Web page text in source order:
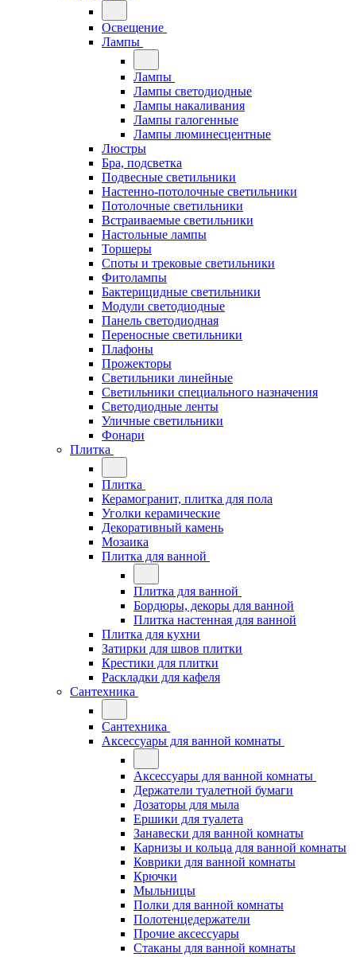
Освещение
Лампы
Лампы
Лампы светодиодные
Лампы накаливания
Лампы галогенные
Лампы люминесцентные
Люстры
Бра, подсветка
Подвесные светильники
Настенно-потолочные светильники
Потолочные светильники
Встраиваемые светильники
Настольные лампы
Торшеры
Споты и трековые светильники
Фитолампы
Бактерицидные светильники
Модули светодиодные
Панель светодиодная
Переносные светильники
Плафоны
Прожекторы
Светильники линейные
Светильники специального назначения
Светодиодные ленты
Уличные светильники
Фонари
Плитка
Плитка
Керамогранит, плитка для пола
Уголки керамические
Декоративный камень
Мозаика
Плитка для ванной
Плитка для ванной
Бордюры, декоры для ванной
Плитка настенная для ванной
Плитка для кухни
Затирки для швов плитки
Крестики для плитки
Раскладки для кафеля
Сантехника
Сантехника
Аксессуары для ванной комнаты
Аксессуары для ванной комнаты
Держатели туалетной бумаги
Дозаторы для мыла
Ершики для туалета
Занавески для ванной комнаты
Карнизы и кольца для ванной комнаты
Коврики для ванной комнаты
Крючки
Мыльницы
Полки для ванной комнаты
Полотенцедержатели
Прочие аксессуары
Стаканы для ванной комнаты